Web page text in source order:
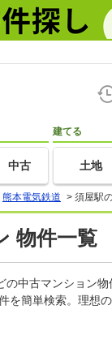
中古
建てる
土地
熊本電気鉄道 > 須屋駅
物件一覧
中古マンション
簡単検索。理想